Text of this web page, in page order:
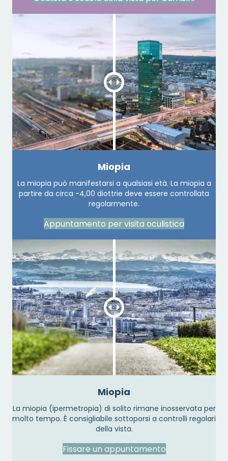
Miopia
La miopia può manifestarsi a qualsiasi età. La miopia a
partire da circa -4,00 diottrie deve essere controllata
regolarmente.
Appuntamento per visita oculistica
Miopia
La miopia (ipermetropia) di solito rimane inosservata per
molto tempo. È consigliabile sottoporsi a controlli regolari
della vista.
Fissare un appuntamento